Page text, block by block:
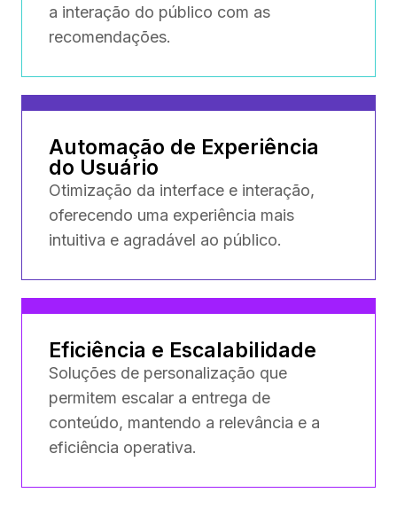
a interação do público com as
recomendações.
Automação de Experiência
do Usuário
Otimização da interface e interação,
oferecendo uma experiência mais
intuitiva e agradável ao público.
Eficiência e Escalabilidade
Soluções de personalização que
permitem escalar a entrega de
conteúdo, mantendo a relevância e a
eficiência operativa.